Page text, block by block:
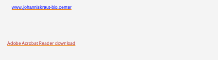
www.johanniskraut-bio.center
Adobe Acrobat Reader download